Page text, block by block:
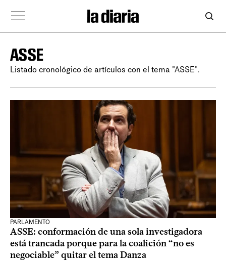
ASSE
Listado cronológico de artículos con el tema "ASSE".
PARLAMENTO
ASSE: conformación de una sola investigadora
está trancada porque para la coalición “no es
negociable” quitar el tema Danza